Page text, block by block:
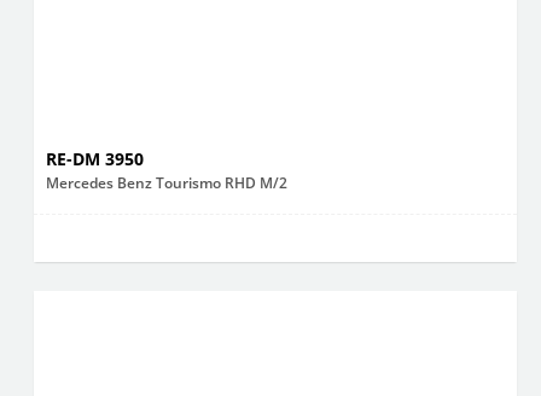
RE-DM 3950
Mercedes Benz Tourismo RHD M/2